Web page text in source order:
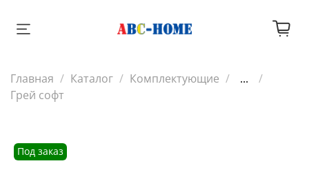
Главная Каталог Комплектующие
...
Грей софт
Под заказ